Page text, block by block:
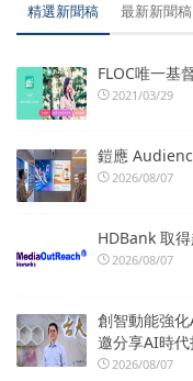
精選新聞稿 最新新聞稿
FLOC唯一基
2021/03/29
鎧應
2026/08/07
HDBank 取
2026/08/07
創智動能強
邀分享AI時
2026/08/07